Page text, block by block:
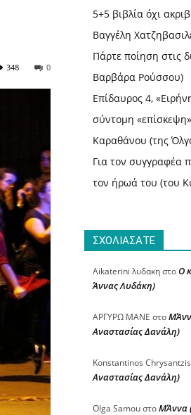
0
348
5+5 βιβλία όχι
Βαγγέλη
Πάρτε ποίηση στις
Βαρβάρα Ρούσσου)
Επίδαυρος 4,
σύντομη
Καραθάνου (της
Για τον συγγραφέα
τον ήρωά του (του
ΣΧΟΛΙΑΣΑΤΕ
Aikaterini λυδακηστοΟ
Άννας Λυδάκη)
ΑΡΓΥΡΩ ΜΑΝΕ στο
Αναστασίας Δανάλη)
Konstantinos Chrysantzis
Αναστασίας Δανάλη)
Olga SamouστοΜΆννα